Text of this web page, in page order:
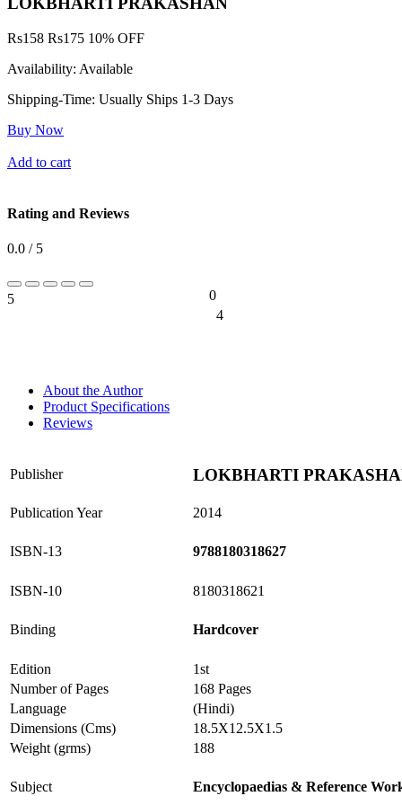
Rs158 Rs175 10% OFF
Availability: Available
Shipping-Time: Usually Ships 1-3 Days
Buy Now
Add to cart
Rating and Reviews
0.0 / 5
5
0
4
About the Author
Product Specifications
Reviews
Publisher LOKBHARTI
Publication Year 2014
ISBN-13 9788180318627
ISBN-10 8180318621
Binding Hardcover
Edition
1st
Number of Pages
168 Pages
Language
(Hindi)
Dimensions (Cms)
18.5X12.5X1.5
Weight (grms)
188
Subject Encyclopaedias & Reference